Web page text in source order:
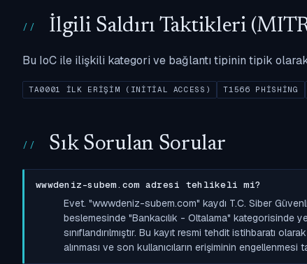
İlgili Saldırı Taktikleri
Bu IoC ile ilişkili kategori ve bağlantı tipinin tipik
TA0001 İLK ERIŞIM (INITIAL ACCESS) T1566 PHISHING
Sık Sorulan Sorular
wwwdeniz-subem.com adresi tehlikeli mi?
Evet. "wwwdeniz-subem.com" kaydı T.C. Siber
beslemesinde "Bankacılık - Oltalama"
sınıflandırılmıştır. Bu kayıt resmi tehdit istihbaratı
alınması ve son kullanıcıların erişiminin engellenmesi